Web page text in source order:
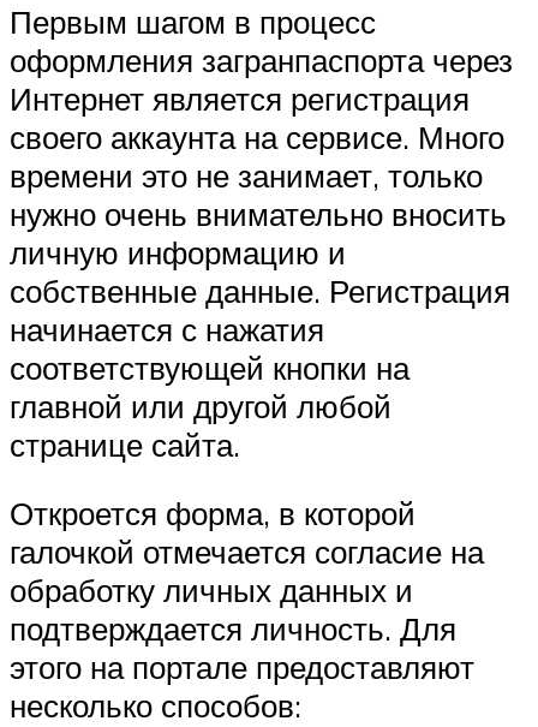
Первым шагом в процесс
оформления загранпаспорта через
Интернет является регистрация
своего аккаунта на сервисе. Много
времени это не занимает, только
нужно очень внимательно вносить
личную информацию и
собственные данные. Регистрация
начинается с нажатия
соответствующей кнопки на
главной или другой любой
странице сайта.
Откроется форма, в которой
галочкой отмечается согласие на
обработку личных данных и
подтверждается личность. Для
этого на портале предоставляют
несколько способов: